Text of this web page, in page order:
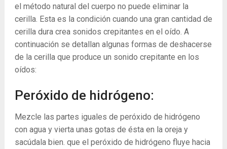
el método natural del cuerpo no puede eliminar la
cerilla. Esta es la condición cuando una gran cantidad de
cerilla dura crea sonidos crepitantes en el oído. A
continuación se detallan algunas formas de deshacerse
de la cerilla que produce un sonido crepitante en los
oídos:
Peróxido de hidrógeno:
Mezcle las partes iguales de peróxido de hidrógeno
con agua y vierta unas gotas de ésta en la oreja y
sacúdala bien. que el peróxido de hidrógeno fluye hacia